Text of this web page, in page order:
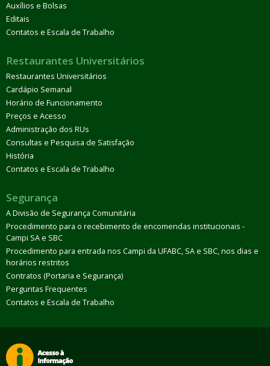
Auxílios e Bolsas
Editais
Contatos e Escala de Trabalho
Restaurantes Universitários
Restaurantes Universitários
Cardápio Semanal
Horário de Funcionamento
Preços e Acesso
Administração dos RUs
Consultas e Pesquisa de Satisfação
História
Contatos e Escala de Trabalho
Segurança
A Divisão de Segurança Comunitária
Procedimento para o recebimento de encomendas institucionais -
Campi SA e SBC
Procedimento para entrada nos Campi da UFABC, SA e SBC, nos dias e
horários restritos
Contratos (Portaria e Segurança)
Perguntas Frequentes
Contatos e Escala de Trabalho